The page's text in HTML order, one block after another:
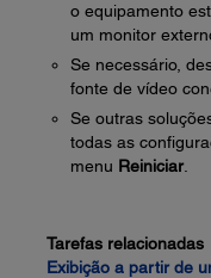
o equipamento
um monitor
Se necessário,
fonte de vídeo
Se outras
todas as
menu Reiniciar.
Tarefas relacionadas
Exibição a partir de